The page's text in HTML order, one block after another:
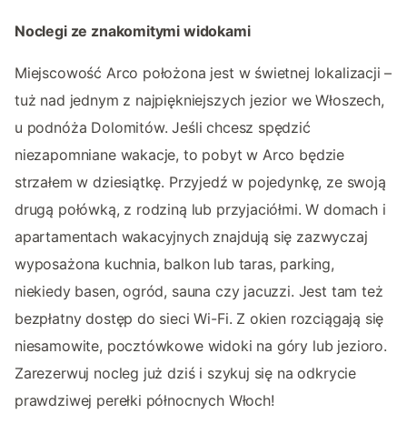
Noclegi ze znakomitymi widokami
Miejscowość Arco położona jest w świetnej lokalizacji –
tuż nad jednym z najpiękniejszych jezior we Włoszech,
u podnóża Dolomitów. Jeśli chcesz spędzić
niezapomniane wakacje, to pobyt w Arco będzie
strzałem w dziesiątkę. Przyjedź w pojedynkę, ze swoją
drugą połówką, z rodziną lub przyjaciółmi. W domach i
apartamentach wakacyjnych znajdują się zazwyczaj
wyposażona kuchnia, balkon lub taras, parking,
niekiedy basen, ogród, sauna czy jacuzzi. Jest tam też
bezpłatny dostęp do sieci Wi-Fi. Z okien rozciągają się
niesamowite, pocztówkowe widoki na góry lub jezioro.
Zarezerwuj nocleg już dziś i szykuj się na odkrycie
prawdziwej perełki północnych Włoch!